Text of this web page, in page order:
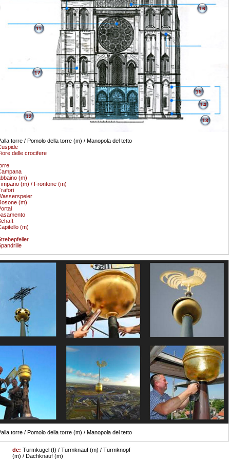
torre / Pomolo della torre (m) / Manopola del tetto
delle crocifere
(m)
(m) / Frontone (m)
(m)
11
12
13
14
(m)
15
16
17
torre / Pomolo della torre (m) / Manopola del tetto
de:Turmkugel (f) / Turmknauf (m) / Turmknopf
(m) / Dachknauf (m)